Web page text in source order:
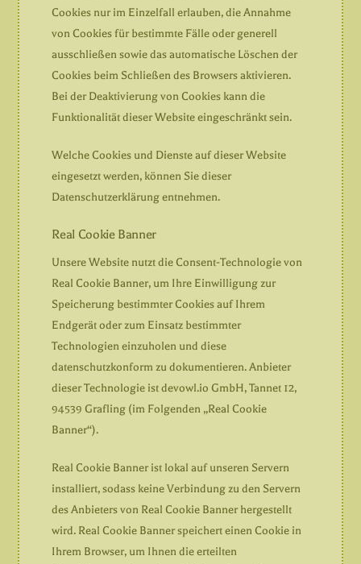
Cookies nur im Einzelfall erlauben, die Annahme
von Cookies für bestimmte Fälle oder generell
ausschließen sowie das automatische Löschen der
Cookies beim Schließen des Browsers aktivieren.
Bei der Deaktivierung von Cookies kann die
Funktionalität dieser Website eingeschränkt sein.
Welche Cookies und Dienste auf dieser Website
eingesetzt werden, können Sie dieser
Datenschutzerklärung entnehmen.
Real Cookie Banner
Unsere Website nutzt die Consent-Technologie von
Real Cookie Banner, um Ihre Einwilligung zur
Speicherung bestimmter Cookies auf Ihrem
Endgerät oder zum Einsatz bestimmter
Technologien einzuholen und diese
datenschutzkonform zu dokumentieren. Anbieter
dieser Technologie ist devowl.io GmbH, Tannet 12,
94539 Grafling (im Folgenden „Real Cookie
Banner“).
Real Cookie Banner ist lokal auf unseren Servern
installiert, sodass keine Verbindung zu den Servern
des Anbieters von Real Cookie Banner hergestellt
wird. Real Cookie Banner speichert einen Cookie in
Ihrem Browser, um Ihnen die erteilten